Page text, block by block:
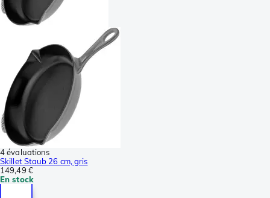
4 évaluations
Skillet Staub 26 cm, gris
149,49 €
En stock